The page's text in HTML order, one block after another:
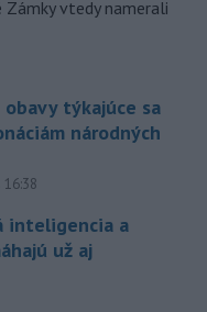
Zámky vtedy namerali
obavy týkajúce sa
národných
16:38
inteligencia a
už aj